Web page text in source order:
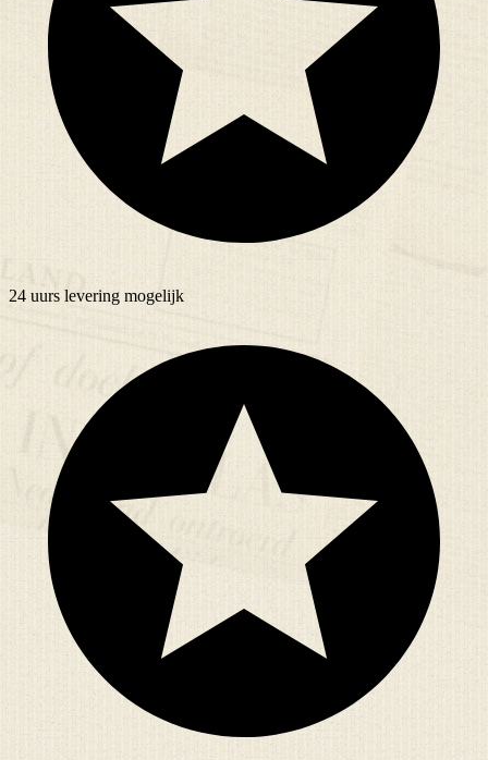
24 uurs levering mogelijk